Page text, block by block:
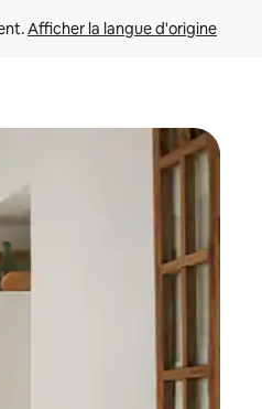
Afficher la langue d'origine